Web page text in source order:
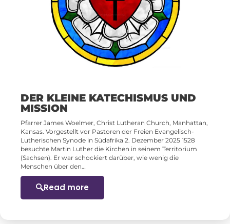
DER KLEINE KATECHISMUS UND
MISSION
Pfarrer James Woelmer, Christ Lutheran Church, Manhattan,
Kansas. Vorgestellt vor Pastoren der Freien Evangelisch-
Lutherischen Synode in Südafrika 2. Dezember 2025 1528
besuchte Martin Luther die Kirchen in seinem Territorium
(Sachsen). Er war schockiert darüber, wie wenig die
Menschen über den…
Read more